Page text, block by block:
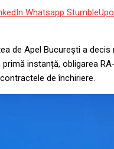
Whatsapp
de Apel București a decis
instanță, obligarea
de închiriere.